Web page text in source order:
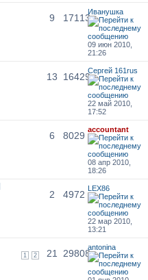
9 17113
Иванушка
09 июн 2010,
21:26
13 16429
Сергей 161rus
22 май 2010,
17:52
6 8029
accountant
08 апр 2010,
18:26
2 4972
LEX86
22 мар 2010,
13:21
1 2 21 29808
antonina